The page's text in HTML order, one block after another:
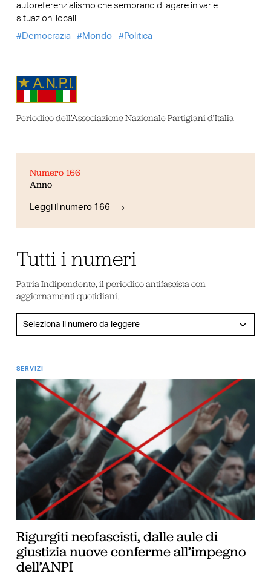
autoreferenzialismo che sembrano dilagare in varie
situazioni locali
Democrazia
Mondo Politica
Periodico dell’Associazione Nazionale Partigiani d’Italia
Numero 166
Anno
Leggi il numero 166
Tutti i numeri
Patria Indipendente, il periodico antifascista con
aggiornamenti quotidiani.
SERVIZI
Rigurgiti neofascisti, dalle aule di
giustizia nuove conferme all’impegno
dell’ANPI